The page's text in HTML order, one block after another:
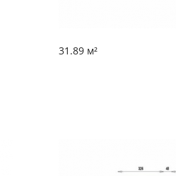
31.89 м²